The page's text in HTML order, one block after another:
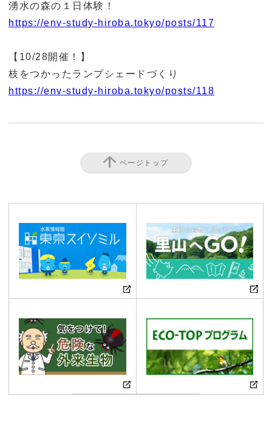
湧水の森の１日体験！
https://env-study-hiroba.tokyo/posts/117
【10/28開催！】
枝をつかったランプシェードづくり
https://env-study-hiroba.tokyo/posts/118
ページトップ